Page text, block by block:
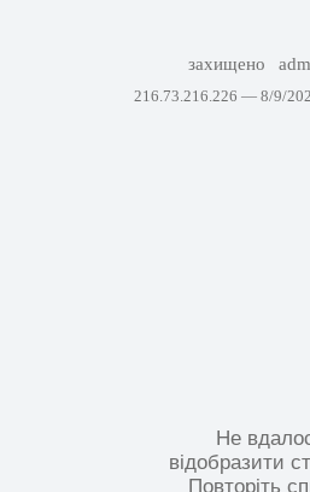
захищено
216.73.216.226 — 8/9/
Не
відобразити
Повторіть